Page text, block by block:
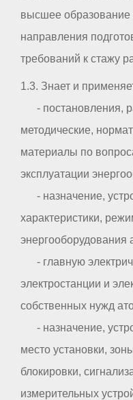
высшее образование
направления
требований к стажу
1.3. Знает и
- постановления,
методические,
материалы по
эксплуатации
- назначение,
характеристики,
энергооборудования
- главную
электростанции и
собственных нужд
- назначение,
место установки,
блокировки,
измерительных